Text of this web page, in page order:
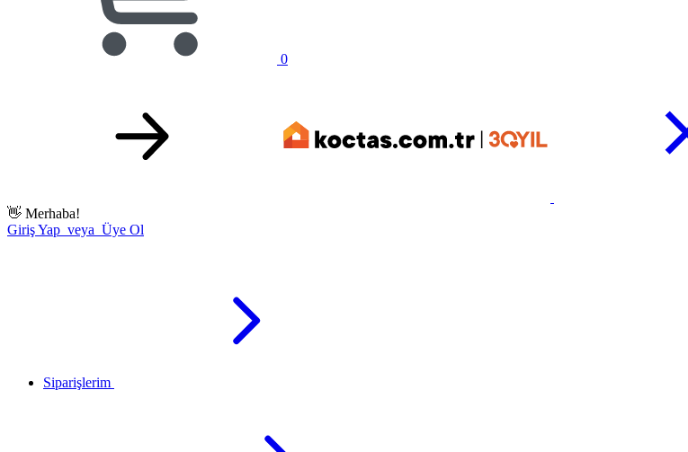
0
👋 Merhaba!
Giriş Yap veya Üye Ol
Siparişlerim